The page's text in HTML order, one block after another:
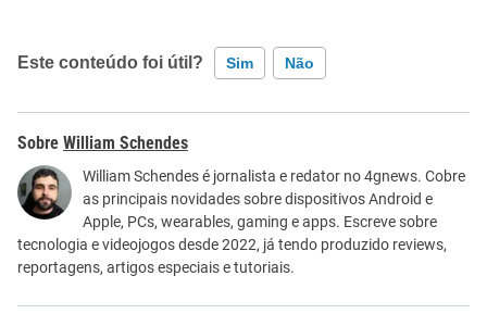
Este conteúdo foi útil? Sim Não
Este conteúdo contém informação incorreta
Este conteúdo não tem a informação que procuro
Outro
William Schendes
William Schendes é jornalista e redator no 4gnews. Cobre
as principais novidades sobre dispositivos Android e
Apple, PCs, wearables, gaming e apps. Escreve sobre
tecnologia e videojogos desde 2022, já tendo produzido reviews,
reportagens, artigos especiais e tutoriais.